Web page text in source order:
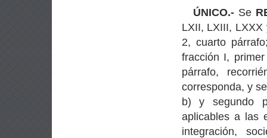
ÚNICO.- Se
LXII, LXIII,
2, cuarto
fracción I,
párrafo,
corresponda, y
b) y segundo
aplicables a las
integración,